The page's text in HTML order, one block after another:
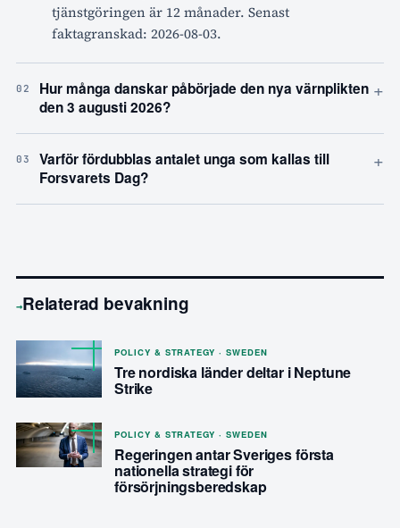
tjänstgöringen är 12 månader. Senast
faktagranskad: 2026-08-03.
02
Hur många danskar påbörjade den nya värnplikten
den 3 augusti 2026?
+
03
Varför fördubblas antalet unga som kallas till
Forsvarets Dag?
+
→Relaterad bevakning
POLICY & STRATEGY · SWEDEN
Tre nordiska länder deltar i Neptune
Strike
POLICY & STRATEGY · SWEDEN
Regeringen antar Sveriges första
nationella strategi för
försörjningsberedskap